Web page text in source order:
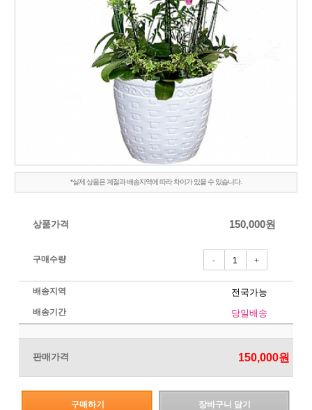
*실제 상품은 계절과 배송지역에 따라 차이가 있을 수 있습니다.
상품가격 150,000원
구매수량 - +
배송지역 전국가능
배송기간 당일배송
판매가격 150,000원
구매하기 장바구니 담기